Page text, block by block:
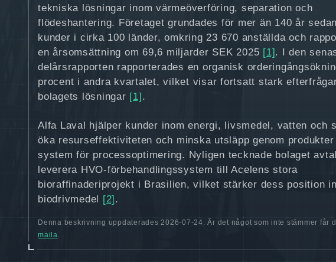
tekniska lösningar inom värmeöverföring, separation och
flödeshantering. Företaget grundades för mer än 140 år
kunder i cirka 100 länder, omkring 23 670 anställda och
en årsomsättning om 69,6 miljarder SEK 2025 [1] . I den
delårsrapporten rapporterades en organisk
procent i andra kvartalet, vilket visar fortsatt stark
bolagets lösningar [1] .
Alfa Laval hjälper kunder inom energi, livsmedel, vatten och
öka resurseffektiviteten och minska utsläpp genom produkter
system för processoptimering. Nyligen tecknade bolaget
leverera HVO‑förbehandlingssystem till Acelens stora
bioraffinaderiprojekt i Brasilien, vilket stärker dess position
biodrivmedel
[2] .
Denna beskrivning uppdaterades 2026-07-24. Är det något som inte stämmer får
maila.